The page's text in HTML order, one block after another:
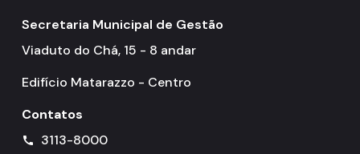
Secretaria Municipal de Gestão
Viaduto do Chá, 15 - 8 andar
Edifício Matarazzo - Centro
Contatos
call
3113-8000